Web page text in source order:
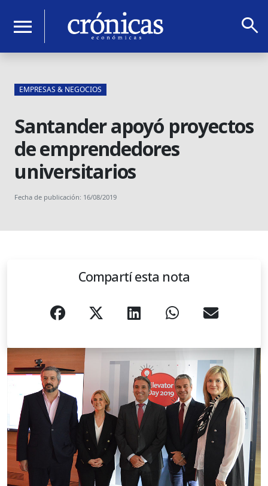
menu search
EMPRESAS & NEGOCIOS
Santander apoyó proyectos
de emprendedores
universitarios
Fecha de publicación: 16/08/2019
Compartí esta nota